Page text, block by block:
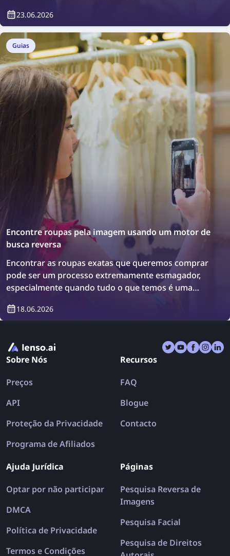
simplesmente confirmar quem irá viver no seu
imóvel. Como fazer isso? De forma simples,
utilizando plataformas de verificação de inquilinos.
23.06.2026
Guias
Encontre roupas pela imagem usando um motor de
busca reversa
Encontrar as roupas exatas que queremos comprar
pode ser um processo extremamente esmagador,
especialmente quando tudo o que temos é uma
motores de busca reversa! Descubra como
18.06.2026
Sobre Nós
Preços
API
Proteção da Privacidade
Programa de Afiliados
Recursos
FAQ
Blogue
Contacto
Ajuda Jurídica
Optar por não participar
DMCA
Política de Privacidade
Termos e Condições
Páginas
Pesquisa Reversa de
Imagens
Pesquisa Facial
Pesquisa de Direitos